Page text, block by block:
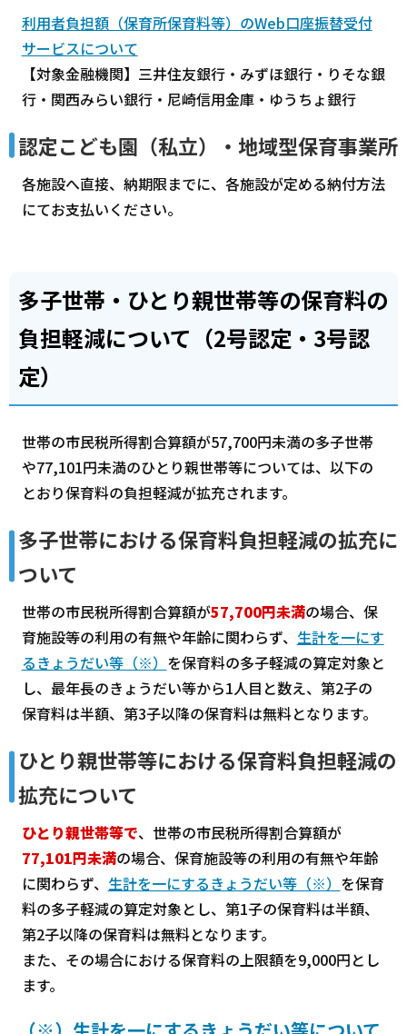
利用者負担額（保育所保育料等）のWeb口座振替受付
サービスについて
【対象金融機関】三井住友銀行・みずほ銀行・りそな銀
行・関西みらい銀行・尼崎信用金庫・ゆうちょ銀行
認定こども園（私立）・地域型保育事業所
各施設へ直接、納期限までに、各施設が定める納付方法
にてお支払いください。
多子世帯・ひとり親世帯等の保育料の
負担軽減について（2号認定・3号認
定）
世帯の市民税所得割合算額が57,700円未満の多子世帯
や77,101円未満のひとり親世帯等については、以下の
とおり保育料の負担軽減が拡充されます。
多子世帯における保育料負担軽減の拡充に
ついて
世帯の市民税所得割合算額が57,700円未満の場合、保
育施設等の利用の有無や年齢に関わらず、 生計を一にす
るきょうだい等（※） を保育料の多子軽減の算定対象と
し、最年長のきょうだい等から1人目と数え、第2子の
保育料は半額、第3子以降の保育料は無料となります。
ひとり親世帯等における保育料負担軽減の
拡充について
ひとり親世帯等で、世帯の市民税所得割合算額が
77,101円未満の場合、保育施設等の利用の有無や年齢
に関わらず、 生計を一にするきょうだい等（※） を保育
料の多子軽減の算定対象とし、第1子の保育料は半額、
第2子以降の保育料は無料となります。
また、その場合における保育料の上限額を9,000円とし
ます。